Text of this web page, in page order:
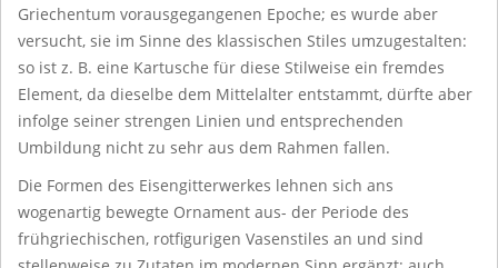
Griechentum vorausgegangenen Epoche; es wurde aber
versucht, sie im Sinne des klassischen Stiles umzugestalten:
so ist z. B. eine Kartusche für diese Stilweise ein fremdes
Element, da dieselbe dem Mittelalter entstammt, dürfte aber
infolge seiner strengen Linien und entsprechenden
Umbildung nicht zu sehr aus dem Rahmen fallen.
Die Formen des Eisengitterwerkes lehnen sich ans
wogenartig bewegte Ornament aus- der Periode des
frühgriechischen, rotfigurigen Vasenstiles an und sind